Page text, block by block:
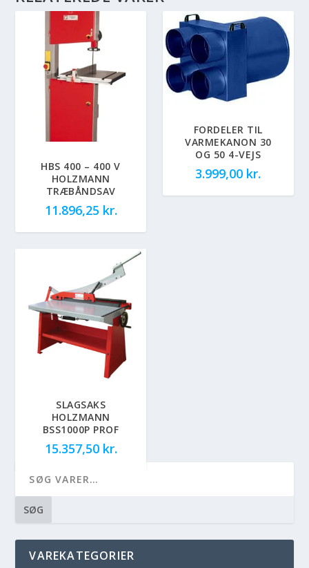
HBS 400 – 400 V
HOLZMANN
TRÆBÅNDSAV
11.896,25 kr.
FORDELER TIL
VARMEKANON 30
OG 50 4-VEJS
3.999,00 kr.
SLAGSAKS
HOLZMANN
BSS1000P PROF
15.357,50 kr.
SØG
VAREKATEGORIER